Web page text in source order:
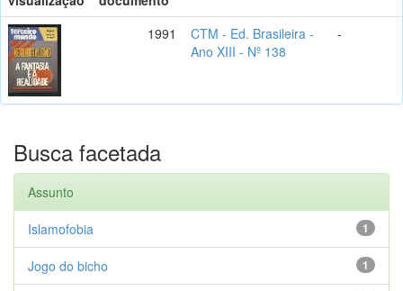
1991
CTM - Ed. Brasileira -
Ano XIII - Nº 138
-
Busca facetada
Assunto
1
Islamofobia
1
Jogo do bicho